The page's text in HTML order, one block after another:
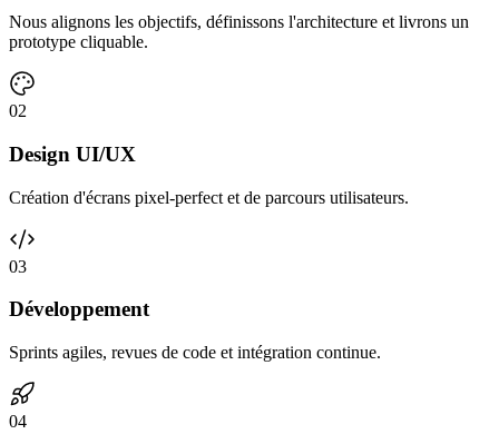
Nous alignons les objectifs, définissons l'architecture et livrons un
prototype cliquable.
02
Design UI/UX
Création d'écrans pixel-perfect et de parcours utilisateurs.
03
Développement
Sprints agiles, revues de code et intégration continue.
04